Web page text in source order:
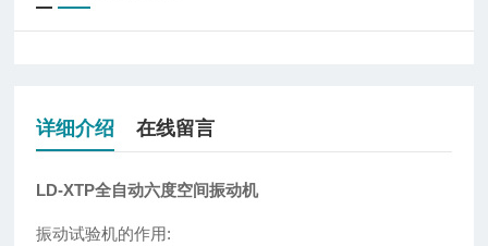
详细介绍 在线留言
LD-XTP全自动六度空间振动机
振动试验机的作用: